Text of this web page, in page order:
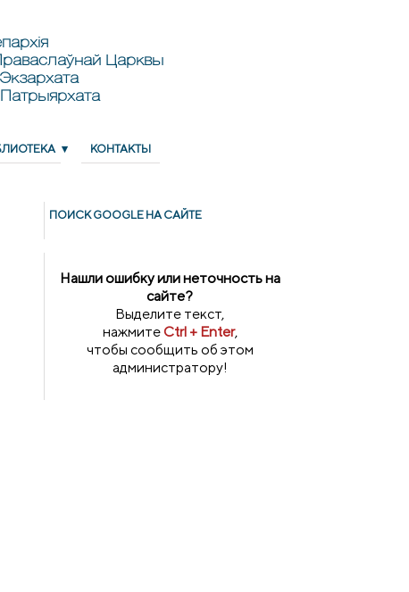
Царквы
КОНТАКТЫ
ПОИСК GOОGLE НА САЙТЕ
Нашли ошибку или неточность на
сайте?
Выделите текст,
нажмитеCtrl + Enter,
чтобы сообщить об этом
администратору!